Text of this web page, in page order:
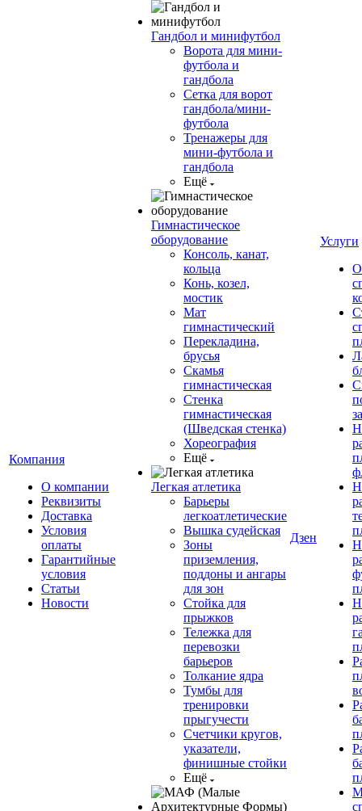
Компания
О компании
Реквизиты
Доставка
Условия
оплаты
Гарантийные
условия
Статьи
Новости
Гандбол и минифутбол
Ворота для мини-
футбола и
гандбола
Сетка для ворот
гандбола/мини-
футбола
Тренажеры для
мини-футбола и
гандбола
Ещё
Гимнастическое
оборудование
Консоль, канат,
кольца
Конь, козел,
мостик
Мат
гимнастический
Перекладина,
брусья
Скамья
гимнастическая
Стенка
гимнастическая
(Шведская стенка)
Хореография
Ещё
Легкая атлетика
Барьеры
легкоатлетические
Вышка судейская
Зоны
приземления,
поддоны и ангары
для зон
Стойка для
прыжков
Тележка для
перевозки
барьеров
Толкание ядра
Тумбы для
тренировки
прыгучести
Счетчики кругов,
указатели,
финишные стойки
Ещё
Дзен
Услуги